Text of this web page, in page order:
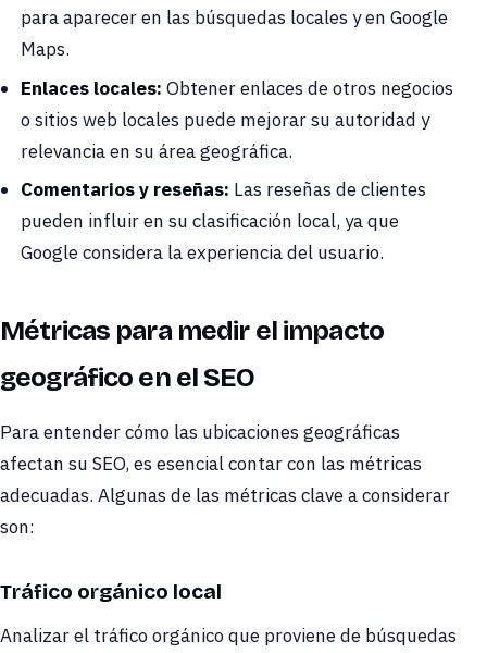
para aparecer en las búsquedas locales y en Google
Maps.
Enlaces locales: Obtener enlaces de otros negocios
o sitios web locales puede mejorar su autoridad y
relevancia en su área geográfica.
Comentarios y reseñas: Las reseñas de clientes
pueden influir en su clasificación local, ya que
Google considera la experiencia del usuario.
Métricas para medir el impacto
geográfico en el SEO
Para entender cómo las ubicaciones geográficas
afectan su SEO, es esencial contar con las métricas
adecuadas. Algunas de las métricas clave a considerar
son:
Tráfico orgánico local
Analizar el tráfico orgánico que proviene de búsquedas